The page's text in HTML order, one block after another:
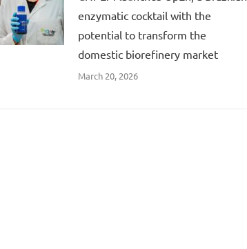
enzymatic cocktail with the
potential to transform the
domestic biorefinery market
March 20, 2026